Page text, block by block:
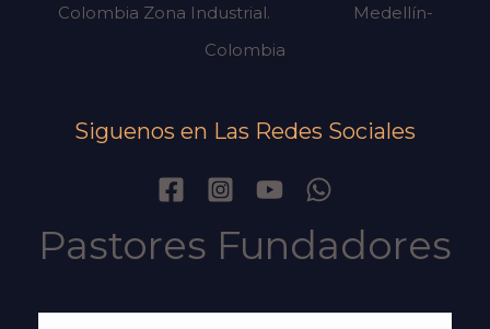
Colombia Zona Industrial.
Medellín-
Colombia
Siguenos en Las Redes Sociales
Pastores Fundadores